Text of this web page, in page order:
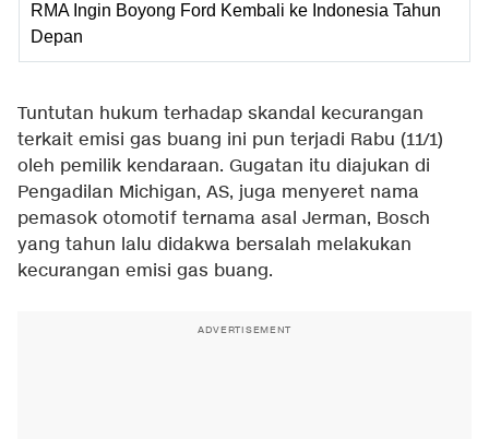
RMA Ingin Boyong Ford Kembali ke Indonesia Tahun
Depan
Tuntutan hukum terhadap skandal kecurangan
terkait emisi gas buang ini pun terjadi Rabu (11/1)
oleh pemilik kendaraan. Gugatan itu diajukan di
Pengadilan Michigan, AS, juga menyeret nama
pemasok otomotif ternama asal Jerman, Bosch
yang tahun lalu didakwa bersalah melakukan
kecurangan emisi gas buang.
ADVERTISEMENT